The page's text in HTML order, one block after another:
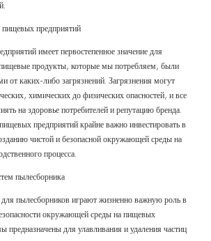
пищевых предприятий
имеет первостепенное значение для
продукты, которые мы потребляем, были
от каких-либо загрязнений. Загрязнения могут
химических до физических опасностей, и все
на здоровье потребителей и репутацию бренда.
предприятий крайне важно инвестировать в
чистой и безопасной окружающей среды на
процесса.
пылесборника
пылесборников играют жизненно важную роль в
окружающей среды на пищевых
предназначены для улавливания и удаления частиц